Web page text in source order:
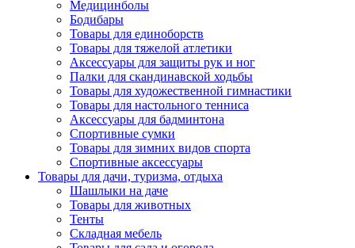
Медицинболы
Бодибары
Товары для единоборств
Товары для тяжелой атлетики
Аксессуары для защиты рук и ног
Палки для скандинавской ходьбы
Товары для художественной гимнастики
Товары для настольного тенниса
Аксессуары для бадминтона
Спортивные сумки
Товары для зимних видов спорта
Спортивные аксессуары
Товары для дачи, туризма, отдыха
Шашлыки на даче
Товары для животных
Тенты
Складная мебель